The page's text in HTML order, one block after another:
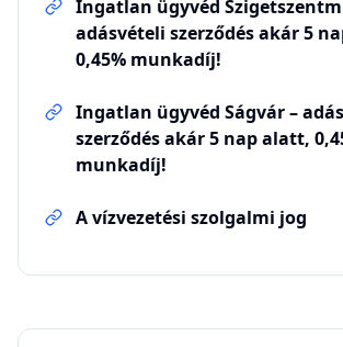
Ingatlan ügyvéd
adásvételi szerződés akár 5
0,45% munkadíj!
Ingatlan ügyvéd Ságvár –
szerződés akár 5 nap alatt,
munkadíj!
A vízvezetési szolgalmi jog